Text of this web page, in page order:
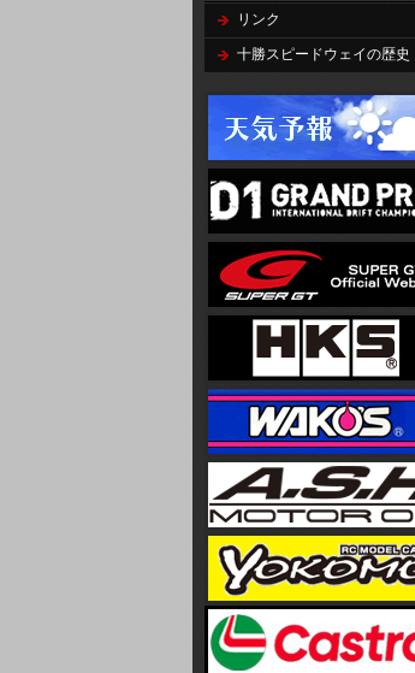
リンク
十勝スピードウェイの歴史